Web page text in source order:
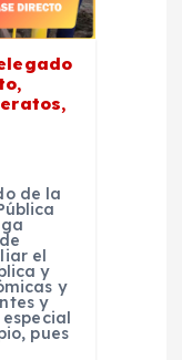
de la
el
y
y
y
pues